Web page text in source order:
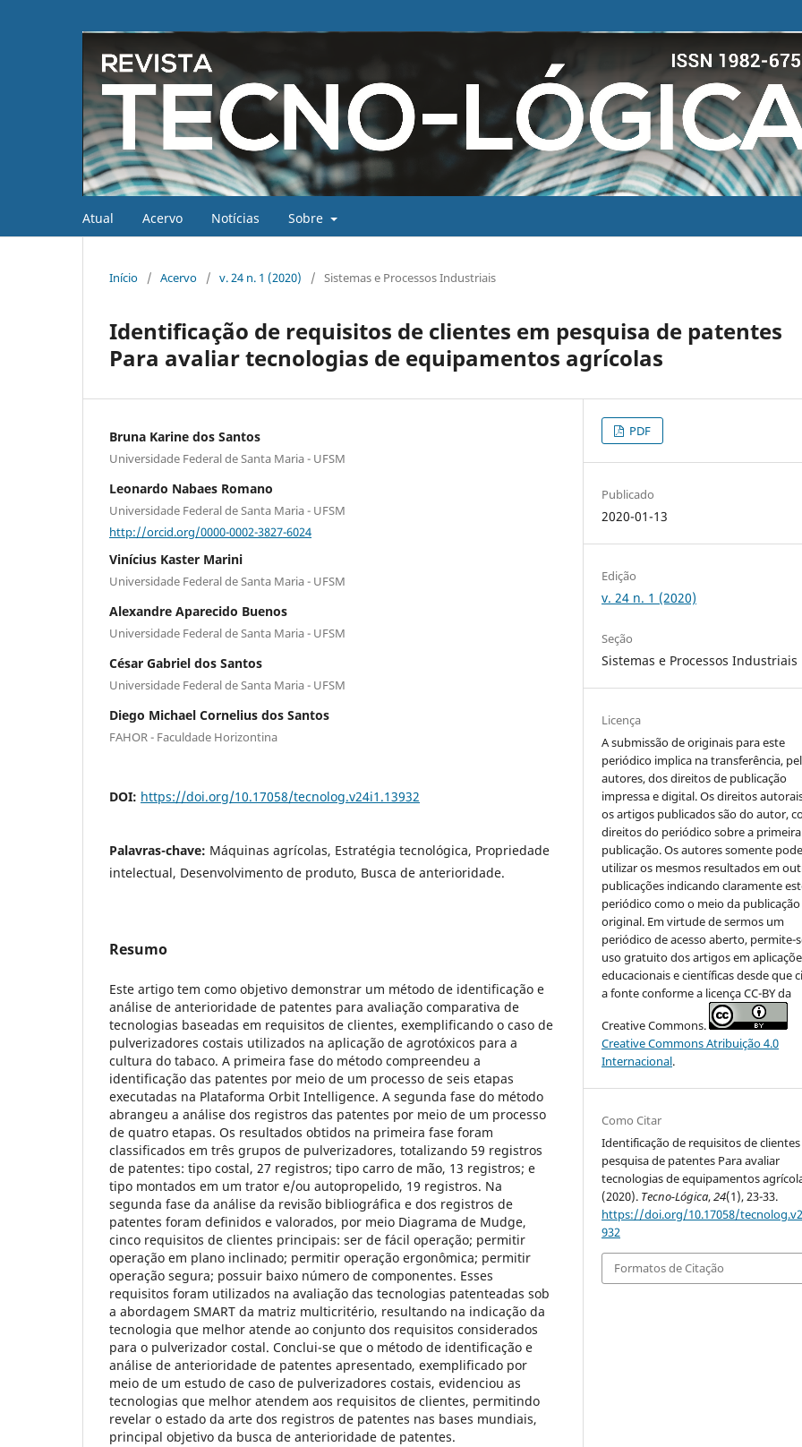
Atual Acervo Notícias Sobre
Início / Acervo / v. 24 n. 1 (2020) / Sistemas e Processos Industriais
Identificação de requisitos de clientes em pesquisa de patentes
Para avaliar tecnologias de equipamentos agrícolas
Bruna Karine dos Santos
Universidade Federal de Santa Maria - UFSM
Leonardo Nabaes Romano
Universidade Federal de Santa Maria - UFSM
http://orcid.org/0000-0002-3827-6024
Vinícius Kaster Marini
Universidade Federal de Santa Maria - UFSM
Alexandre Aparecido Buenos
Universidade Federal de Santa Maria - UFSM
César Gabriel dos Santos
Universidade Federal de Santa Maria - UFSM
Diego Michael Cornelius dos Santos
FAHOR - Faculdade Horizontina
DOI: https://doi.org/10.17058/tecnolog.v24i1.13932
Palavras-chave: Máquinas agrícolas, Estratégia tecnológica, Propriedade
intelectual, Desenvolvimento de produto, Busca de anterioridade.
Resumo
Este artigo tem como objetivo demonstrar um método de identificação e
análise de anterioridade de patentes para avaliação comparativa de
tecnologias baseadas em requisitos de clientes, exemplificando o caso de
pulverizadores costais utilizados na aplicação de agrotóxicos para a
cultura do tabaco. A primeira fase do método compreendeu a
identificação das patentes por meio de um processo de seis etapas
executadas na Plataforma Orbit Intelligence. A segunda fase do método
abrangeu a análise dos registros das patentes por meio de um processo
de quatro etapas. Os resultados obtidos na primeira fase foram
classificados em três grupos de pulverizadores, totalizando 59 registros
de patentes: tipo costal, 27 registros; tipo carro de mão, 13 registros; e
tipo montados em um trator e/ou autopropelido, 19 registros. Na
segunda fase da análise da revisão bibliográfica e dos registros de
patentes foram definidos e valorados, por meio Diagrama de Mudge,
cinco requisitos de clientes principais: ser de fácil operação; permitir
operação em plano inclinado; permitir operação ergonômica; permitir
operação segura; possuir baixo número de componentes. Esses
requisitos foram utilizados na avaliação das tecnologias patenteadas sob
a abordagem SMART da matriz multicritério, resultando na indicação da
tecnologia que melhor atende ao conjunto dos requisitos considerados
para o pulverizador costal. Conclui-se que o método de identificação e
análise de anterioridade de patentes apresentado, exemplificado por
meio de um estudo de caso de pulverizadores costais, evidenciou as
tecnologias que melhor atendem aos requisitos de clientes, permitindo
revelar o estado da arte dos registros de patentes nas bases mundiais,
principal objetivo da busca de anterioridade de patentes.
PDF
Publicado
2020-01-13
Edição
v. 24 n. 1 (2020)
Seção
Sistemas e Processos Industriais
Licença
A submissão de originais para este
periódico implica na transferência,
autores, dos direitos de publicação
impressa e digital. Os direitos
os artigos publicados são do autor,
direitos do periódico sobre a primeira
publicação. Os autores somente
utilizar os mesmos resultados em
publicações indicando claramente
periódico como o meio da publicação
original. Em virtude de sermos um
periódico de acesso aberto, permite-
uso gratuito dos artigos em
educacionais e científicas desde que
a fonte conforme a licença CC-BY da
Creative Commons.
Creative Commons Atribuição 4.0
Internacional.
Como Citar
Identificação de requisitos de
pesquisa de patentes Para avaliar
tecnologias de equipamentos
(2020). Tecno-Lógica,24(1), 23-33.
https://doi.org/10.17058/
932
Formatos de Citação